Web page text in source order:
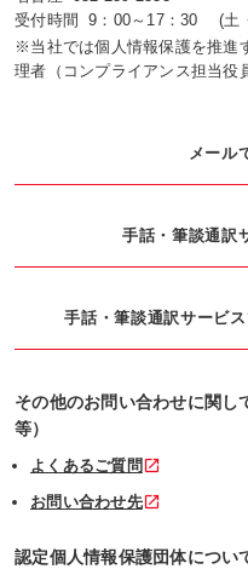
受付時間
9：00～17：30 (土
※当社では個人情報保護を推進
理者（コンプライアンス担当役
メール
手話・筆談通訳
手話・筆談通訳サービ
その他のお問い合わせに関し
等）
よくあるご質問
お問い合わせ先
認定個人情報保護団体につい